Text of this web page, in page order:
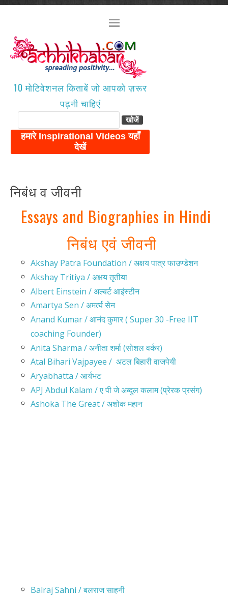
10 मोटिवेशनल किताबें जो आपको ज़रूर
पढ़नी चाहिएं
निबंध व जीवनी
Essays and Biographies in Hindi
निबंध एवं जीवनी
Akshay Patra Foundation / अक्षय पात्र फाउण्डेशन
Akshay Tritiya / अक्षय तृतीया
Albert Einstein / अल्बर्ट आइंस्टीन
Amartya Sen / अमर्त्य सेन
Anand Kumar / आनंद कुमार ( Super 30 -Free IIT
coaching Founder)
Anita Sharma / अनीता शर्मा (सोशल वर्कर)
Atal Bihari Vajpayee / अटल बिहारी वाजपेयी
Aryabhatta / आर्यभट
APJ Abdul Kalam / ए पी जे अब्दुल कलाम (प्रेरक प्रसंग)
Ashoka The Great / अशोक महान
Balraj Sahni / बलराज साहनी